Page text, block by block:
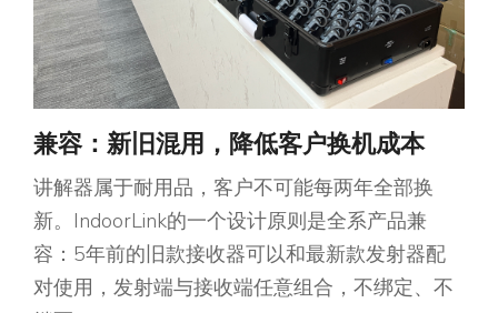
兼容：新旧混用，降低客户换机成本
讲解器属于耐用品，客户不可能每两年全部换
新。IndoorLink的一个设计原则是全系产品兼
容：5年前的旧款接收器可以和最新款发射器配
对使用，发射端与接收端任意组合，不绑定、不